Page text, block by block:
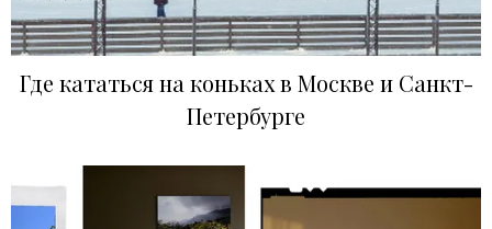
Где кататься на коньках в Москве и Санкт-
Петербурге